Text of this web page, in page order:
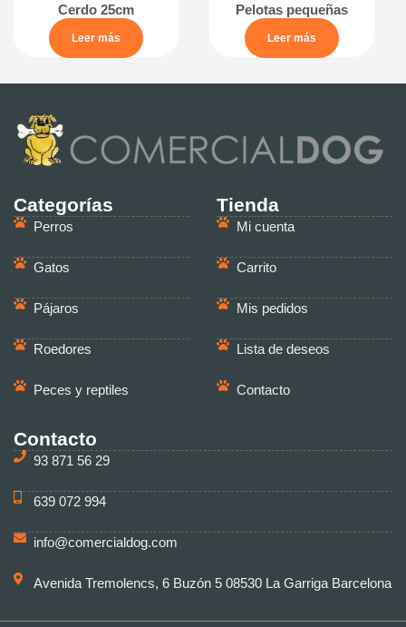
Cerdo 25cm
Leer más
Pelotas pequeñas
Leer más
Categorías
Perros
Gatos
Pájaros
Roedores
Peces y reptiles
Tienda
Mi cuenta
Carrito
Mis pedidos
Lista de deseos
Contacto
Contacto
93 871 56 29
639 072 994
info@comercialdog.com
Avenida Tremolencs, 6 Buzón 5 08530 La Garriga Barcelona